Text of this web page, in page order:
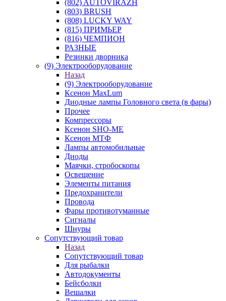
(802) AUTOVIRAZH
(803) BRUSH
(808) LUCKY WAY
(815) ПРИМЬЕР
(816) ЧЕМПИОН
РАЗНЫЕ
Резинки дворника
(9) Электрооборудование
Назад
(9) Электрооборудование
Ксенон MaxLum
Диодные лампы Головного света (в фары)
Прочее
Компрессоры
Ксенон SHO-ME
Ксенон МТФ
Лампы автомобильные
Диоды
Маячки, стробоскопы
Освещение
Элементы питания
Предохранители
Провода
Фары противотуманные
Сигналы
Шнуры
Сопутствующий товар
Назад
Сопутствующий товар
Для рыбалки
Автодокументы
Бейсболки
Вешалки